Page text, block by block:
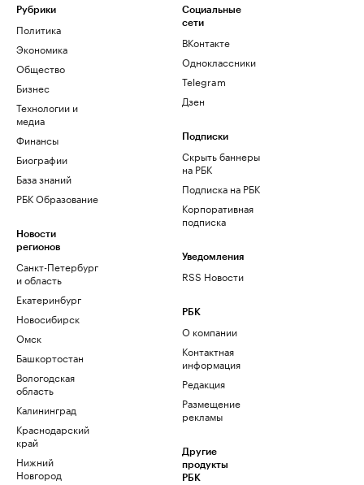
Рубрики
Политика
Экономика
Общество
Бизнес
Технологии и
медиа
Финансы
Биографии
База знаний
РБК Образование
Новости
регионов
Санкт-Петербург
и область
Екатеринбург
Новосибирск
Омск
Башкортостан
Вологодская
область
Калининград
Краснодарский
край
Нижний
Новгород
Социальные
сети
ВКонтакте
Одноклассники
Telegram
Дзен
Подписки
Скрыть баннеры
на РБК
Подписка на РБК
Корпоративная
подписка
Уведомления
RSS Новости
РБК
О компании
Контактная
информация
Редакция
Размещение
рекламы
Другие
продукты
РБК